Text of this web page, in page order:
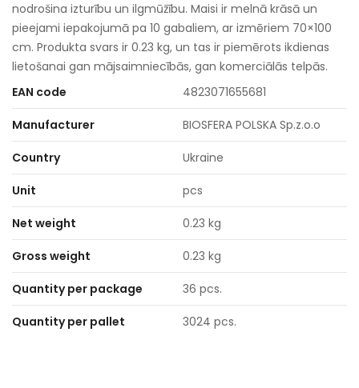
nodrošina izturību un ilgmūžību. Maisi ir melnā krāsā un
pieejami iepakojumā pa 10 gabaliem, ar izmēriem 70×100
cm. Produkta svars ir 0.23 kg, un tas ir piemērots ikdienas
lietošanai gan mājsaimniecībās, gan komerciālās telpās.
EAN code
4823071655681
Manufacturer BIOSFERA POLSKA Sp.z.o.o
Country Ukraine
Unit pcs
Net weight 0.23 kg
Gross weight 0.23 kg
Quantity per package 36 pcs.
Quantity per pallet 3024 pcs.